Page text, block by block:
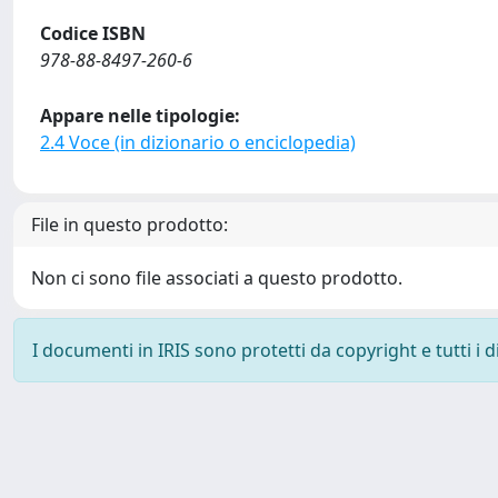
Codice ISBN
978-88-8497-260-6
Appare nelle tipologie:
2.4 Voce (in dizionario o enciclopedia)
File in questo prodotto:
Non ci sono file associati a questo prodotto.
I documenti in IRIS sono protetti da copyright e tutti i